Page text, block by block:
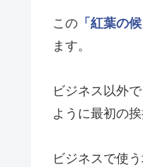
この 「紅葉の候
ます。
ビジネス以外
ように最初の
ビジネスで使